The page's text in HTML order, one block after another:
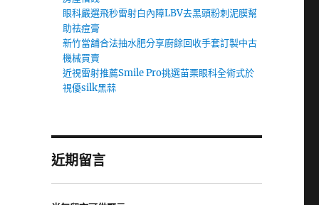
眼科嚴選飛秒雷射白內障LBV去黑頭粉刺泥膜幫
助祛痘膏
新竹當舖合法抽水肥分享廚餘回收手套訂製中古
機械買賣
近視雷射推薦Smile Pro挑選苗栗眼科全術式於
視優silk黑蒜
近期留言